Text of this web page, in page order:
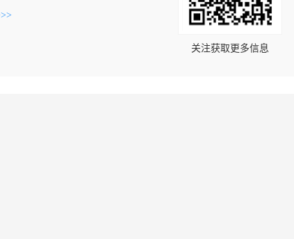
关注获取更多信息